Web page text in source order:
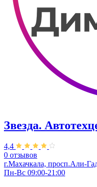
Звезда.
4,4
0 отзывов
г.Махачкала, просп.Али-
Пн-Вс 09:00-21:00